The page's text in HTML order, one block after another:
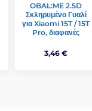
OBAL:ME 2.5D
Σκληρυμένο Γυαλί
για Xiaomi 15T / 15T
Pro, διαφανές
3,46 €